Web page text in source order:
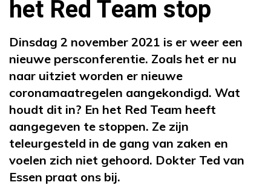
het Red Team stop
Dinsdag 2 november 2021 is er weer een
nieuwe persconferentie. Zoals het er nu
naar uitziet worden er nieuwe
coronamaatregelen aangekondigd. Wat
houdt dit in? En het Red Team heeft
aangegeven te stoppen. Ze zijn
teleurgesteld in de gang van zaken en
voelen zich niet gehoord. Dokter Ted van
Essen praat ons bij.